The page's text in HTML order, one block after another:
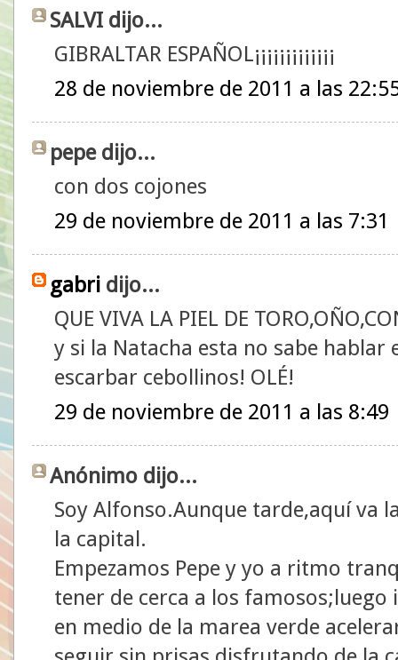
SALVI dijo...
GIBRALTAR ESPAÑOL¡¡¡¡¡¡¡¡¡¡¡¡¡
28 de noviembre de 2011 a las
pepe dijo...
con dos cojones
29 de noviembre de 2011 a las 7:31
gabri dijo...
QUE VIVA LA PIEL DE
y si la Natacha esta no sabe hablar
escarbar cebollinos! OLÉ!
29 de noviembre de 2011 a las 8:49
Anónimo dijo...
Soy Alfonso.Aunque tarde,aquí va
la capital.
Empezamos Pepe y yo a ritmo
tener de cerca a los
en medio de la marea verde